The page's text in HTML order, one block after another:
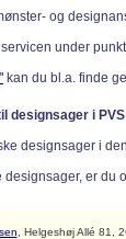
og
under
kan du bl.a. finde
designsager i
designsager i
er du
, Helgeshøj Allé 81,